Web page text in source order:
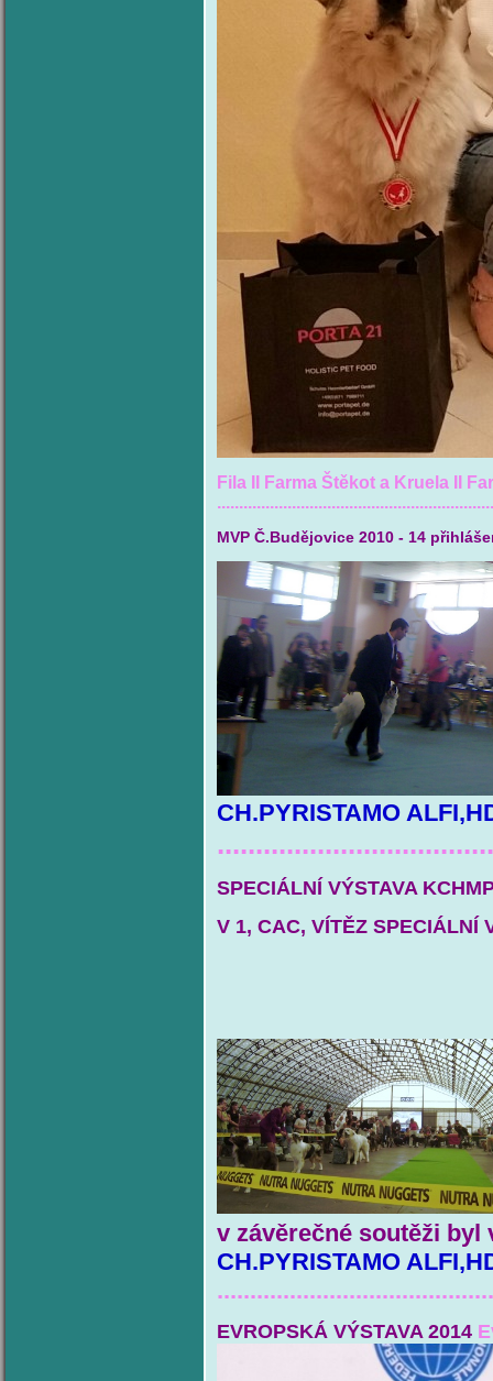
Fila II Farma Štěkot a Kruela II
MVP Č.Budějovice 2010 - 14
CH.PYRISTAMO
SPECIÁLNÍ VÝSTAVA
V 1, CAC, VÍTĚZ SPECIÁLNÍ
v závěrečné soutěži byl
CH.PYRISTAMO
EVROPSKÁ VÝSTAVA 2014